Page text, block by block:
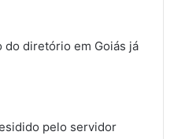
do diretório em Goiás já
pelo servidor